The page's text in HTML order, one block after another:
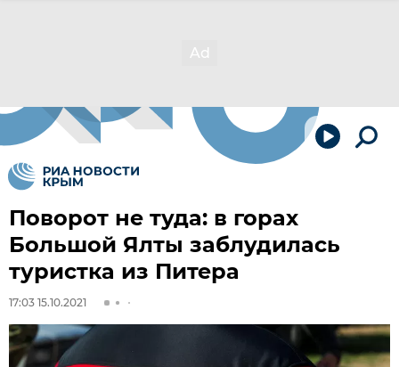
Поворот не туда: в горах
Большой Ялты заблудилась
туристка из Питера
17:03 15.10.2021